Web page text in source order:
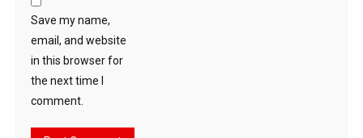
Save my name,
email, and website
in this browser for
the next time I
comment.